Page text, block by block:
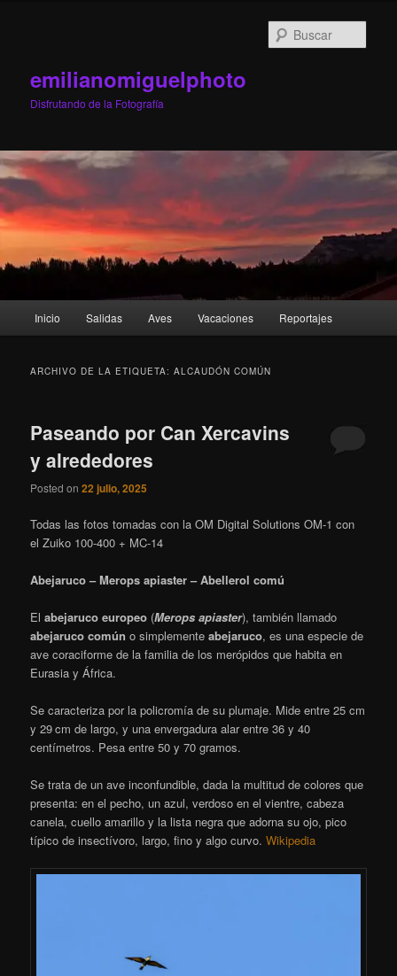
emilianomiguelphoto
Disfrutando de la Fotografía
Inicio Salidas Aves Vacaciones Reportajes
ARCHIVO DE LA ETIQUETA:ALCAUDÓN COMÚN
Paseando por Can Xercavins
y alrededores
Posted on22 julio, 2025
Todas las fotos tomadas con la OM Digital Solutions OM-1 con
el Zuiko 100-400 + MC-14
Abejaruco – Merops apiaster – Abellerol comú
Elabejaruco europeo (Merops apiaster), también llamado
abejaruco común o simplementeabejaruco, es una especie de
ave coraciforme de la familia de los merópidos que habita en
Eurasia y África.
Se caracteriza por la policromía de su plumaje. Mide entre 25 cm
y 29 cm de largo, y una envergadura alar entre 36 y 40
centímetros.​ Pesa entre 50 y 70 gramos.
Se trata de un ave inconfundible, dada la multitud de colores que
presenta: en el pecho, un azul, verdoso en el vientre, cabeza
canela, cuello amarillo y la lista negra que adorna su ojo, pico
típico de insectívoro, largo, fino y algo curvo.Wikipedia